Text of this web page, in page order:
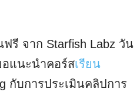
รี จาก Starfish Labz วัน
แนะนำคอร์สเรียน
กับการประเมินคลิปการ